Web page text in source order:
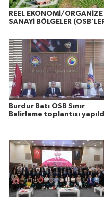
REEL EKONOMİ/ORGANİZE
SANAYİ BÖLGELER
Burdur Batı OSB Sınır
Belirleme toplantısı